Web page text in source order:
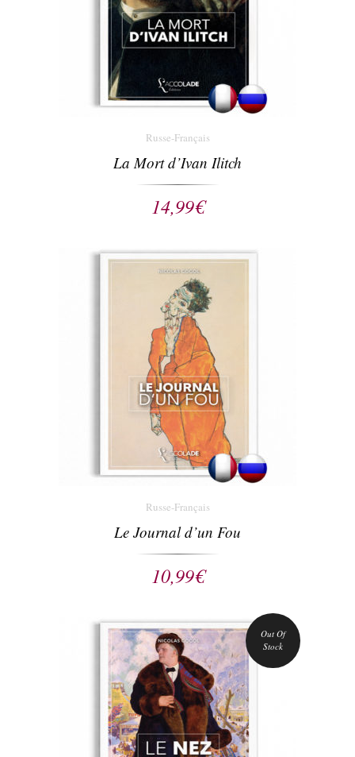
Russe-Français
La Mort d’Ivan Ilitch
14,99€
Russe-Français
Le Journal d’un Fou
10,99€
Out Of
Stock